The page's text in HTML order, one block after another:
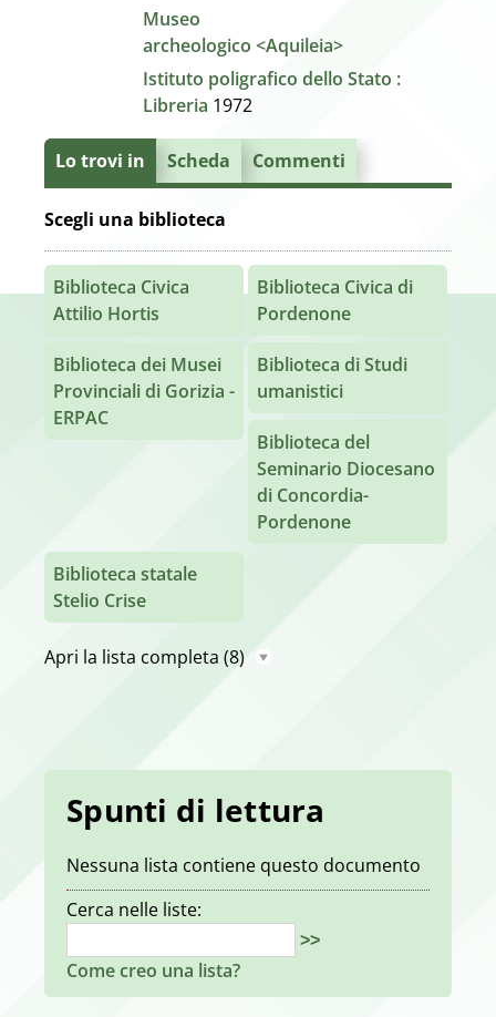
Museo
archeologico <Aquileia>
Istituto poligrafico dello Stato :
Libreria 1972
Lo trovi in Scheda Commenti
Scegli una biblioteca
Biblioteca Civica
Attilio Hortis
Biblioteca Civica di
Pordenone
Biblioteca dei Musei
Provinciali di Gorizia -
ERPAC
Biblioteca di Studi
umanistici
Biblioteca del
Seminario Diocesano
di Concordia-
Pordenone
Biblioteca statale
Stelio Crise
Apri la lista completa (8)
Spunti di lettura
Nessuna lista contiene questo documento
Cerca nelle liste:
>>
Come creo una lista?